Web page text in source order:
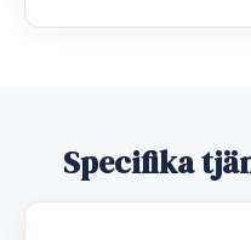
Specifika